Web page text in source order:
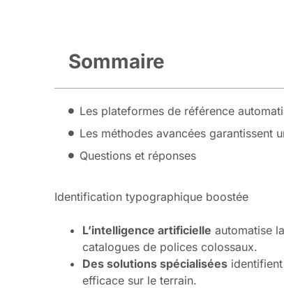
Sommaire
Les plateformes de référence
Les méthodes avancées garantissent
Questions et réponses
Identification typographique boostée
L’intelligence artificielle automatise
catalogues de polices colossaux.
Des solutions spécialisées
efficace sur le terrain.